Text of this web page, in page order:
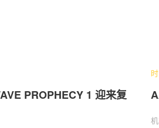
PROPHECY 1 迎来复